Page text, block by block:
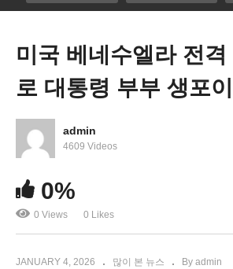
어 본인 부담 104달러 늘어났다
미국 베네수엘라 전
로 대통령 부부 생포
admin
4609 Videos
0%
0 Views 0 Likes
JANUARY 4, 2026 많이 본 뉴스 By admin